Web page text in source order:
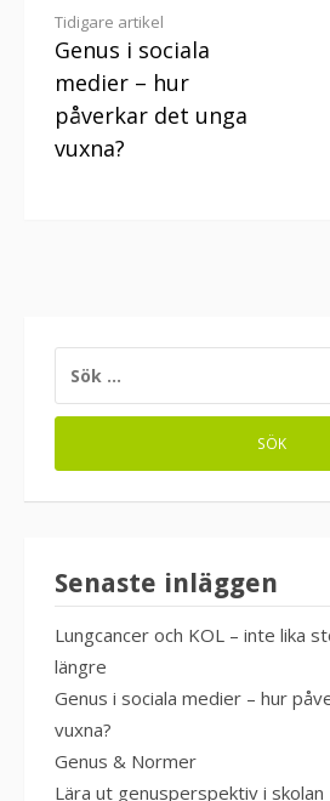
Continue
Reading
Tidigare artikel
Genus i sociala
medier – hur
påverkar det unga
vuxna?
EFTER:
Senaste inläggen
Lungcancer och KOL – inte lika
längre
Genus i sociala medier – hur
vuxna?
Genus & Normer
Lära ut genusperspektiv i skolan